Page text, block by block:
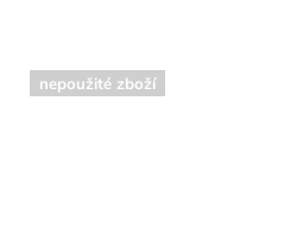
nepoužité zboží